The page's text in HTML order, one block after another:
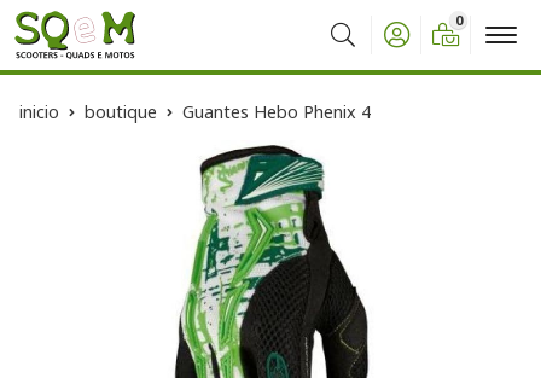
Buscar
0
inicio boutique Guantes Hebo Phenix 4